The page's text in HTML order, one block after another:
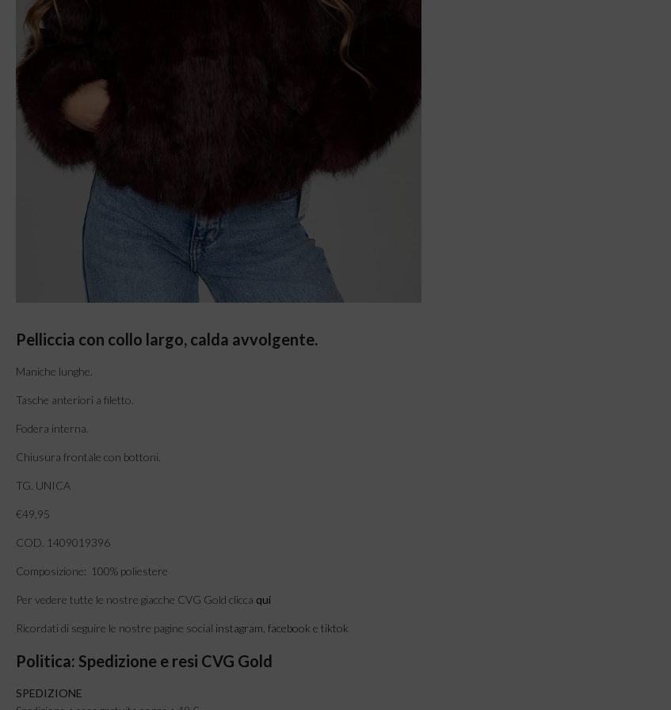
Pelliccia con collo largo, calda avvolgente.
Maniche lunghe.
Tasche anteriori a filetto.
Fodera interna.
Chiusura frontale con bottoni.
TG. UNICA
€49,95
COD. 1409019396
Composizione: 100% poliestere
Per vedere tutte le nostre giacche CVG Gold clicca qui
Ricordati di seguire le nostre pagine social instagram, facebook e tiktok
Politica: Spedizione e resi CVG Gold
SPEDIZIONE